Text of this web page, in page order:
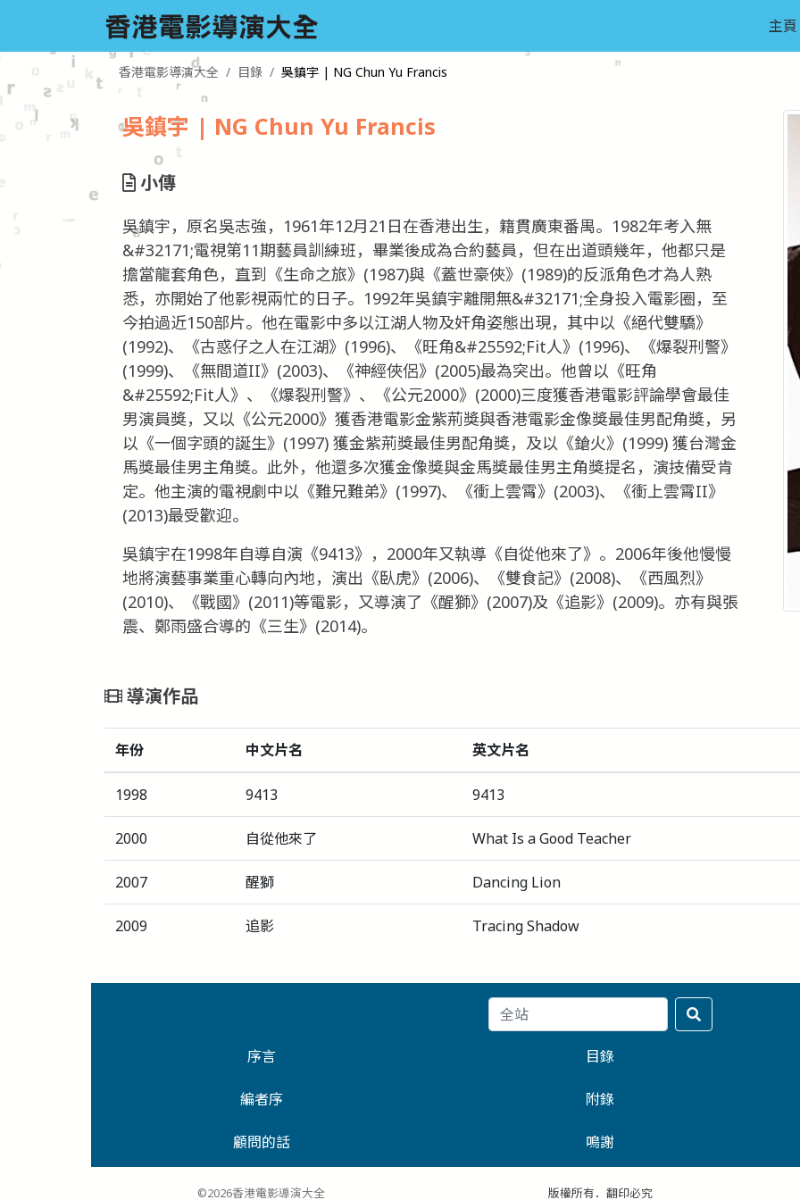
主頁
香港電影導演大全 目錄 吳鎮宇 | NG Chun Yu Francis
吳鎮宇 | NG Chun Yu Francis
小傳
吳鎮宇，原名吳志強，1961年12月21日在香港出生，籍貫廣東番禺。1982年考入無
&#32171;電視第11期藝員訓練班，畢業後成為合約藝員，但在出道頭幾年，他都只是
擔當龍套角色，直到《生命之旅》(1987)與《蓋世豪俠》(1989)的反派角色才為人熟
悉，亦開始了他影視兩忙的日子。1992年吳鎮宇離開無&#32171;全身投入電影圈，至
今拍過近150部片。他在電影中多以江湖人物及奸角姿態出現，其中以《絕代雙驕》
(1992)、《古惑仔之人在江湖》(1996)、《旺角&#25592;Fit人》(1996)、《爆裂刑警》
(1999)、《無間道II》(2003)、《神經俠侶》(2005)最為突出。他曾以《旺角
&#25592;Fit人》、《爆裂刑警》、《公元2000》(2000)三度獲香港電影評論學會最佳
男演員獎，又以《公元2000》獲香港電影金紫荊獎與香港電影金像獎最佳男配角獎，另
以《一個字頭的誕生》(1997) 獲金紫荊獎最佳男配角獎，及以《鎗火》(1999) 獲台灣金
馬獎最佳男主角獎。此外，他還多次獲金像獎與金馬獎最佳男主角獎提名，演技備受肯
定。他主演的電視劇中以《難兄難弟》(1997)、《衝上雲霄》(2003)、《衝上雲霄II》
(2013)最受歡迎。
吳鎮宇在1998年自導自演《9413》，2000年又執導《自從他來了》。2006年後他慢慢
地將演藝事業重心轉向內地，演出《臥虎》(2006)、《雙食記》(2008)、《西風烈》
(2010)、《戰國》(2011)等電影，又導演了《醒獅》(2007)及《追影》(2009)。亦有與張
震、鄭雨盛合導的《三生》(2014)。
導演作品
年份 中文片名 英文片名
1998 9413 9413
2000 自從他來了 What Is a Good Teacher
2007 醒獅 Dancing Lion
2009 追影 Tracing Shadow
序言 目錄
編者序 附錄
顧問的話 鳴謝
©2026香港電影導演大全 版權所有．翻印必究